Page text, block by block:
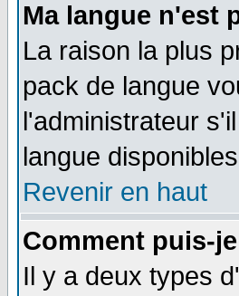
Ma langue n'est
La raison la plus
pack de langue
l'administrateur
langue
Revenir en haut
Comment puis-
Il y a deux types